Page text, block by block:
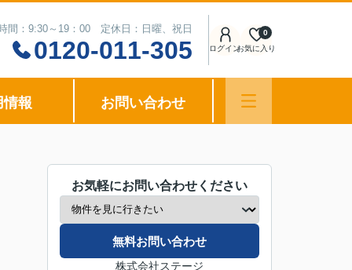
間：9:30～19：00 定休日：日曜、祝日
0120-011-305 ログインお気に入り
0
情報 お問い合わせ
お気軽にお問い合わせください
無料お問い合わせ
株式会社ステージ